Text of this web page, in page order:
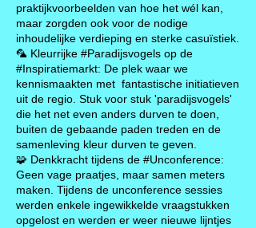
praktijkvoorbeelden van hoe het wél kan,
maar zorgden ook voor de nodige
inhoudelijke verdieping en sterke casuïstiek.
🦜 Kleurrijke #Paradijsvogels op de
#Inspiratiemarkt: De plek waar we
kennismaakten met fantastische initiatieven
uit de regio. Stuk voor stuk 'paradijsvogels'
die het net even anders durven te doen,
buiten de gebaande paden treden en de
samenleving kleur durven te geven.
🧩 Denkkracht tijdens de #Unconference:
Geen vage praatjes, maar samen meters
maken. Tijdens de unconference sessies
werden enkele ingewikkelde vraagstukken
opgelost en werden er weer nieuwe lijntjes